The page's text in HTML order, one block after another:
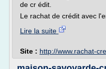
de cr édit.
Le rachat de crédit avec
Lire la suite
Site : http://www.rachat-